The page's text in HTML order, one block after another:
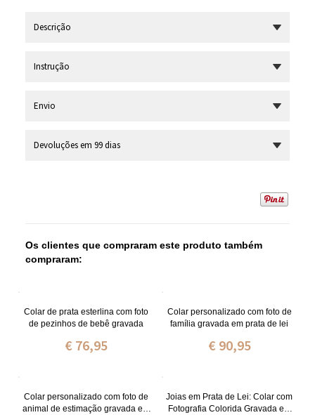
Descrição
Instrução
Envio
Devoluções em 99 dias
Os clientes que compraram este produto também
compraram:
Colar de prata esterlina com foto
de pezinhos de bebê gravada
€ 76,95
Colar personalizado com foto de
família gravada em prata de lei
€ 90,95
Colar personalizado com foto de
animal de estimação gravada em
Joias em Prata de Lei: Colar com
Fotografia Colorida Gravada em